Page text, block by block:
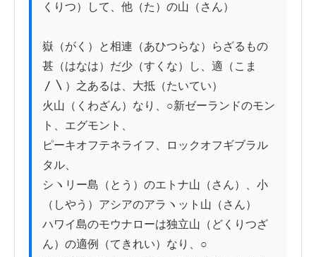
くりつ）して、他（た）の山（さん）
嶽（がく）と相連（あひつらな）らざるもの
甚（はなは）だ少（すくな）し、適（こま
〳〵）之あるは、大抵（たいてい）
火山（くわざん）なり、○新ゼーランドのモン
ト、エグモント、
ピーキオフテネライフ、ロックオフギブラル
タル、
シヽリー島（とう）のエトナ山（さん）、小
（しやう）アシアのアラヽット山（さん）
ハワイ島のモウナローは独立山（どくりつざ
ん）の適例（てきれい）なり、○